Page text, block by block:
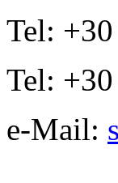
Tel:
Tel:
e-Mail: